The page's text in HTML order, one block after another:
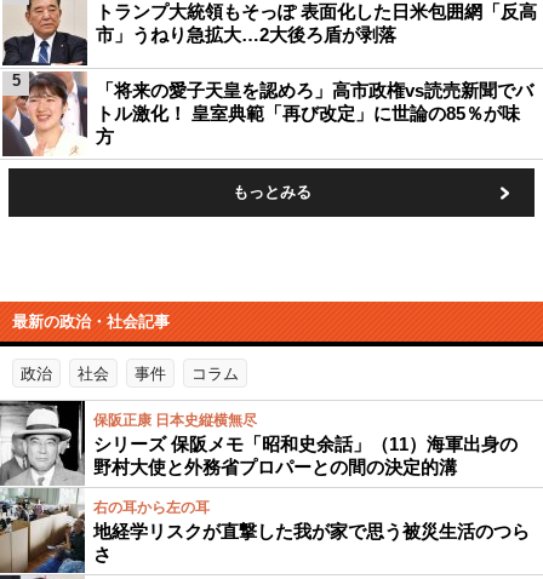
トランプ大統領もそっぽ 表面化した日米包囲網「反高
市」うねり急拡大…2大後ろ盾が剥落
「将来の愛子天皇を認めろ」高市政権vs読売新聞でバ
トル激化！ 皇室典範「再び改定」に世論の85％が味
方
5
もっとみる
最新の政治・社会記事
政治 社会 事件 コラム
保阪正康 日本史縦横無尽
シリーズ 保阪メモ「昭和史余話」（11）海軍出身の
野村大使と外務省プロパーとの間の決定的溝
右の耳から左の耳
地経学リスクが直撃した我が家で思う被災生活のつら
さ